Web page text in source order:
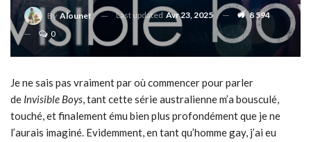
By Alounet Last updated Avr 23, 2025
8 594
0
Je ne sais pas vraiment par où commencer pour parler
de Invisible Boys, tant cette série australienne m’a bousculé,
touché, et finalement ému bien plus profondément que je ne
l’aurais imaginé. Evidemment, en tant qu’homme gay, j’ai eu